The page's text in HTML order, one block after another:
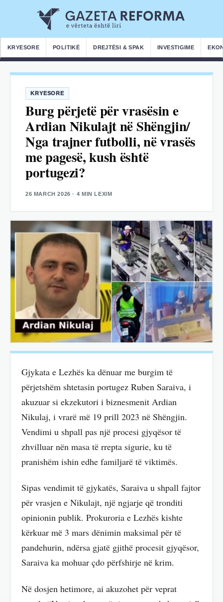
KRYESORE POLITIKË DREJTËSI & SPAK INVESTIGIME
KRYESORE
Burg përjetë për vrasësin e
Ardian Nikulajt në Shëngjin/
Nga trajner futbolli, në vrasës
me pagesë, kush është
portugezi?
26 MARCH 2026 · 4 MIN LEXIM
Gjykata e Lezhës ka dënuar me burgim të
përjetshëm shtetasin portugez Ruben Saraiva, i
akuzuar si ekzekutori i biznesmenit Ardian
Nikulaj, i vrarë më 19 prill 2023 në Shëngjin.
Vendimi u shpall pas një procesi gjyqësor të
zhvilluar nën masa të rrepta sigurie, ku të
pranishëm ishin edhe familjarë të viktimës.
Sipas vendimit të gjykatës, Saraiva u shpall fajtor
për vrasjen e Nikulajt, një ngjarje që tronditi
opinionin publik. Prokuroria e Lezhës kishte
kërkuar më 3 mars dënimin maksimal për të
pandehurin, ndërsa gjatë gjithë procesit gjyqësor,
Saraiva ka mohuar çdo përfshirje në krim.
Në dosjen hetimore, ai akuzohet për veprat